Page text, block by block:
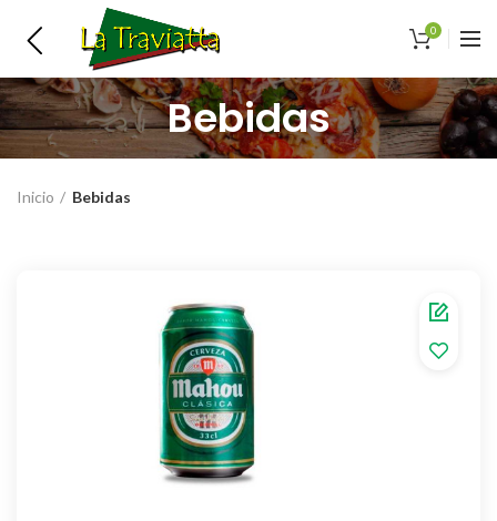
0
Bebidas
Inicio Bebidas